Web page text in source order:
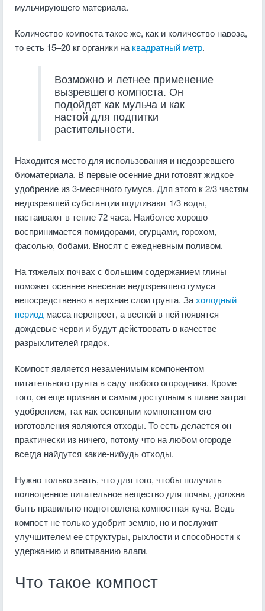
мульчирующего материала.
Количество компоста такое же, как и количество навоза,
то есть 15–20 кг органики на квадратный метр.
Возможно и летнее применение
вызревшего компоста. Он
подойдет как мульча и как
настой для подпитки
растительности.
Находится место для использования и недозревшего
биоматериала. В первые осенние дни готовят жидкое
удобрение из 3-месячного гумуса. Для этого к 2/3 частям
недозревшей субстанции подливают 1/3 воды,
настаивают в тепле 72 часа. Наиболее хорошо
воспринимается помидорами, огурцами, горохом,
фасолью, бобами. Вносят с ежедневным поливом.
На тяжелых почвах с большим содержанием глины
поможет осеннее внесение недозревшего гумуса
непосредственно в верхние слои грунта. Захолодный
период масса перепреет, а весной в ней появятся
дождевые черви и будут действовать в качестве
разрыхлителей грядок.
Компост является незаменимым компонентом
питательного грунта в саду любого огородника. Кроме
того, он еще признан и самым доступным в плане затрат
удобрением, так как основным компонентом его
изготовления являются отходы. То есть делается он
практически из ничего, потому что на любом огороде
всегда найдутся какие-нибудь отходы.
Нужно только знать, что для того, чтобы получить
полноценное питательное вещество для почвы, должна
быть правильно подготовлена компостная куча. Ведь
компост не только удобрит землю, но и послужит
улучшителем ее структуры, рыхлости и способности к
удержанию и впитыванию влаги.
Что такое компост